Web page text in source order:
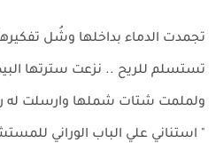
تجمدت الدماء بداخلها وشُل
تستسلم للريح .. نزعت سترتها
ولملمت شتات شملها وارسلت له
" استناني علي الباب الوراني